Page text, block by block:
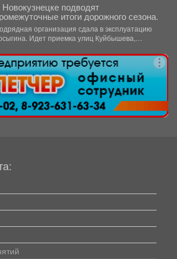
подводят
итоги дорожного сезона.
организация сдала в эксплуатацию
Идет приемка улиц Куйбышева,